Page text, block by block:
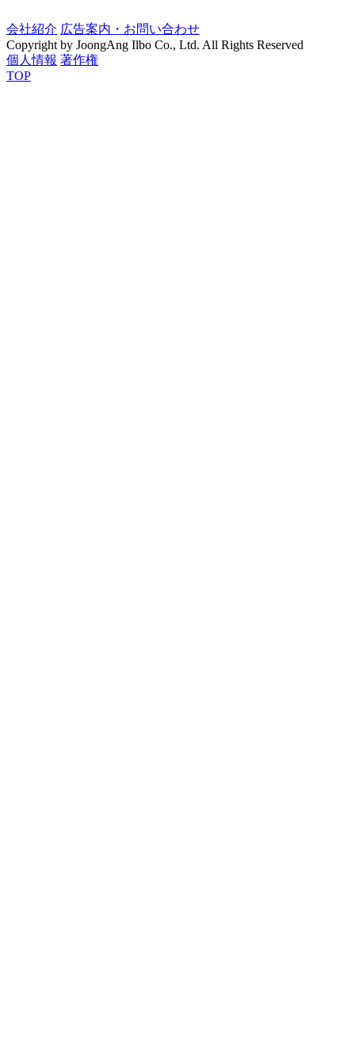
会社紹介 広告案内・お問い合わせ
Copyright by JoongAng Ilbo Co., Ltd. All Rights Reserved
個人情報 著作権
TOP